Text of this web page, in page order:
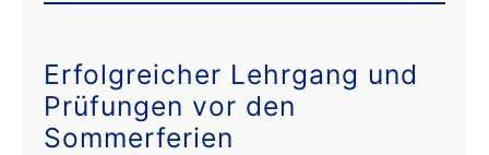
Erfolgreicher Lehrgang und
Prüfungen vor den
Sommerferien